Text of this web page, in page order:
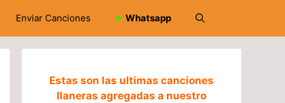
Enviar Canciones ➤ Whatsapp
Estas son las ultimas canciones
llaneras agregadas a nuestro